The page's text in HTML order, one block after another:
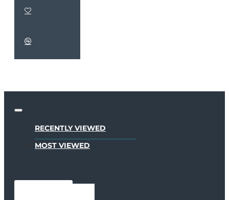
RECENTLY VIEWED
MOST VIEWED